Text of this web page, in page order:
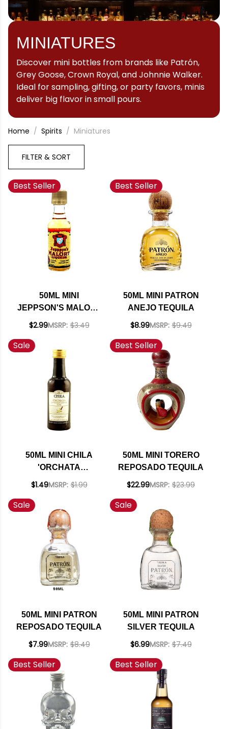
MINIATURES
Discover mini bottles from brands like Patrón,
Grey Goose, Crown Royal, and Johnnie Walker.
Ideal for sampling, gifting, or party favors, minis
deliver big flavor in small pours.
Home Spirits Miniatures
FILTER & SORT
Best Seller
50ML MINI
JEPPSON'S MALORT
LIQUEUR
$2.99MSRP: $3.49
Best Seller
50ML MINI PATRON
ANEJO TEQUILA
$8.99MSRP: $9.49
Sale
50ML MINI CHILA
'ORCHATA
CINNAMON CREAM
$1.49MSRP: $1.99
Best Seller
50ML MINI TORERO
REPOSADO TEQUILA
$22.99MSRP: $23.99
Sale
50ML MINI PATRON
REPOSADO TEQUILA
$7.99MSRP: $8.49
Sale
50ML MINI PATRON
SILVER TEQUILA
$6.99MSRP: $7.49
Best Seller Best Seller